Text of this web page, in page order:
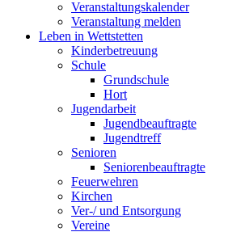
Veranstaltungskalender
Veranstaltung melden
Leben in Wettstetten
Kinderbetreuung
Schule
Grundschule
Hort
Jugendarbeit
Jugendbeauftragte
Jugendtreff
Senioren
Seniorenbeauftragte
Feuerwehren
Kirchen
Ver-/ und Entsorgung
Vereine